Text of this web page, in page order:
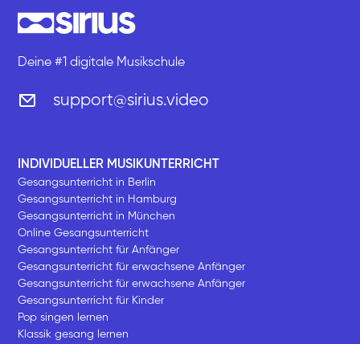
Deine #1 digitale Musikschule
support@sirius.video
INDIVIDUELLER MUSIKUNTERRICHT
Gesangsunterricht in Berlin
Gesangsunterricht in Hamburg
Gesangsunterricht in München
Online Gesangsunterricht
Gesangsunterricht für Anfänger
Gesangsunterricht für erwachsene Anfänger
Gesangsunterricht für erwachsene Anfänger
Gesangsunterricht für Kinder
Pop singen lernen
Klassik gesang lernen